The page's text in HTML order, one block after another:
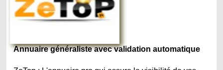
Annuaire généraliste avec validation automatique